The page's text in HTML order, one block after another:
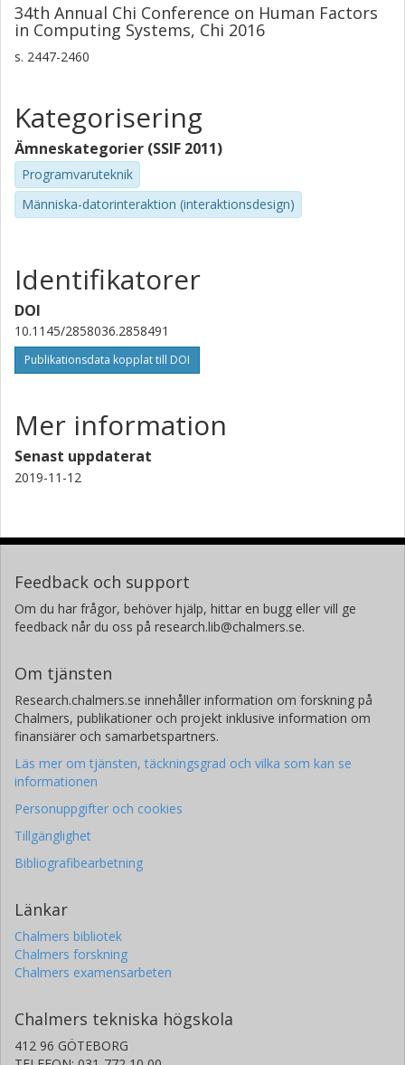
34th Annual Chi Conference on Human Factors
in Computing Systems, Chi 2016
s. 2447-2460
Kategorisering
Ämneskategorier (SSIF 2011)
Programvaruteknik
Människa-datorinteraktion (interaktionsdesign)
Identifikatorer
DOI
10.1145/2858036.2858491
Publikationsdata kopplat till DOI
Mer information
Senast uppdaterat
2019-11-12
Feedback och support
Om du har frågor, behöver hjälp, hittar en bugg eller vill ge
feedback når du oss på research.lib@chalmers.se.
Om tjänsten
Research.chalmers.se innehåller information om forskning på
Chalmers, publikationer och projekt inklusive information om
finansiärer och samarbetspartners.
Läs mer om tjänsten, täckningsgrad och vilka som kan se
informationen
Personuppgifter och cookies
Tillgänglighet
Bibliografibearbetning
Länkar
Chalmers bibliotek
Chalmers forskning
Chalmers examensarbeten
Chalmers tekniska högskola
412 96 GÖTEBORG